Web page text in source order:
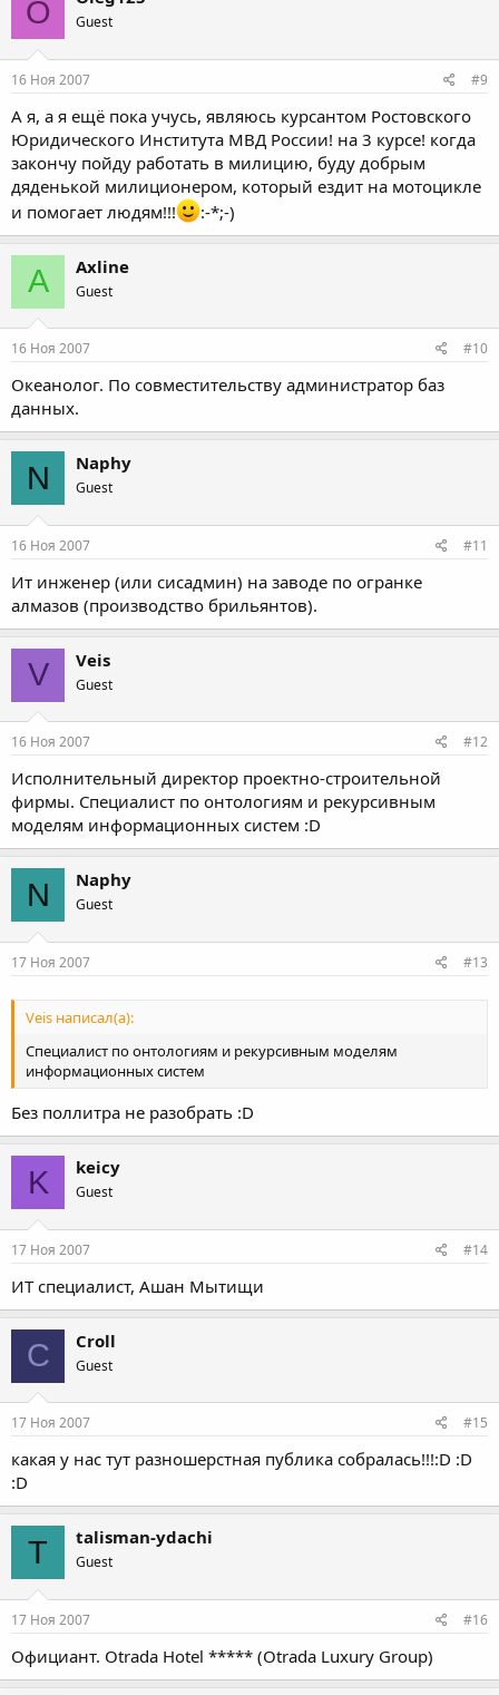
O Guest
16 Ноя 2007 #9
А я, а я ещё пока учусь, являюсь курсантом Ростовского
Юридического Института МВД России! на 3 курсе! когда
закончу пойду работать в милицию, буду добрым
дяденькой милиционером, который ездит на мотоцикле
и помогает людям!!!
:-*;-)
A Axline
Guest
16 Ноя 2007 #10
Океанолог. По совместительству администратор баз
данных.
N Naphy
Guest
16 Ноя 2007 #11
Ит инженер (или сисадмин) на заводе по огранке
алмазов (производство брильянтов).
V Veis
Guest
16 Ноя 2007 #12
Исполнительный директор проектно-строительной
фирмы. Специалист по онтологиям и рекурсивным
моделям информационных систем :D
N Naphy
Guest
17 Ноя 2007 #13
Veis написал(а):
Специалист по онтологиям и рекурсивным моделям
информационных систем
Без поллитра не разобрать :D
K keicy
Guest
17 Ноя 2007 #14
ИТ специалист, Ашан Мытищи
C Croll
Guest
17 Ноя 2007 #15
какая у нас тут разношерстная публика собралась!!!:D :D
:D
T talisman-ydachi
Guest
17 Ноя 2007 #16
Официант. Otrada Hotel ***** (Otrada Luxury Group)